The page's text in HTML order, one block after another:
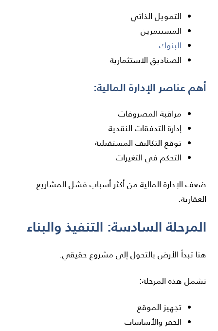
التمويل الذاتي
المستثمرين
البنوك
الصناديق الاستثمارية
أهم عناصر الإدارة المالية:
مراقبة المصروفات
إدارة التدفقات النقدية
توقع التكاليف المستقبلية
التحكم في التغيرات
ضعف الإدارة المالية من أكثر أسباب فشل المشاريع
العقارية.
المرحلة السادسة: التنفيذ والبناء
هنا تبدأ الأرض بالتحول إلى مشروع حقيقي.
تشمل هذه المرحلة:
تجهيز الموقع
الحفر والأساسات